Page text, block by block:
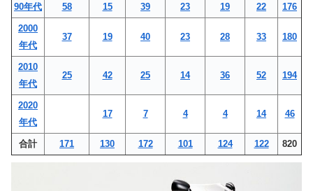
90年代 58 15 39 23 19 22 176
2000
年代
37 19 40 23 28 33 180
2010
年代
25 42 25 14 36 52 194
2020
年代
17 7 4 4 14 46
合計 171 130 172 101 124 122 820